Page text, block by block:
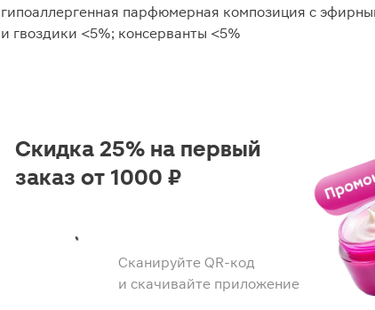
гипоаллергенная парфюмерная композиция с
и гвоздики <5%; консерванты <5%
Сканируйте QR-код
и скачивайте приложение
Скидка 25% на первый
заказ от 1000 ₽